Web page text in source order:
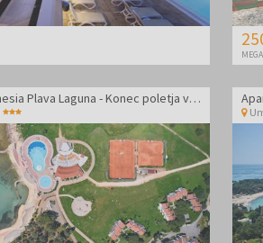
Apartmaji Polynesia Plava Laguna - Konec poletja v Istri s polpenzionom